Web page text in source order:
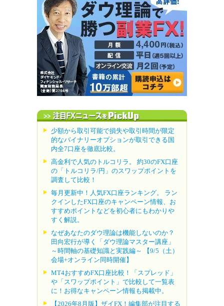
少額から取引可能で損失や取引時間が限定
的なバイナリーオプションが取引できる国
内全7口座を徹底比較。
高金利で人気のトルコリラ。 約30のFX口座
の「トルコリラ/円」のスワップポイントを
調査して比較！
毎月更新中！人気FX口座ランキング。 ラン
クインしたFX口座のキャンペーン情報、お
すすめポイントなどを初心者にもわかりや
すく解説。
なぜあなたのダウ理論は機能しないのか？
田向宏行が導く「ダウ理論マスター講座」
～時間軸の基礎知識と実践編～ 【9/5（土）
会場+オンライン同時開催】
MT4おすすめFX口座比較！「スプレッド」
や「スワップポイント」で比較して一覧表
に！お得なキャンペーン情報も掲載中。
【2026年8月版】ザイFX！編集部が注目する